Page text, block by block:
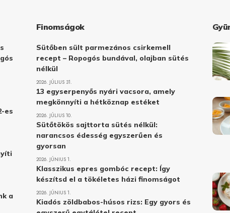
es
a
Finomságok
Sütőben sült parmezános csirkemell
recept – Ropogós bundával, olajban sütés
nélkül
2026. JÚLIUS 31.
13 egyserpenyős nyári vacsora, amely
megkönnyíti a hétköznap estéket
2026. JÚLIUS 10.
Sütőtökös sajttorta sütés nélkül:
narancsos édesség egyszerűen és
gyorsan
2026. JÚNIUS 1.
Klasszikus epres gombóc recept: Így
készítsd el a tökéletes házi finomságot
2026. JÚNIUS 1.
Kiadós zöldbabos-húsos rizs: Egy gyors és